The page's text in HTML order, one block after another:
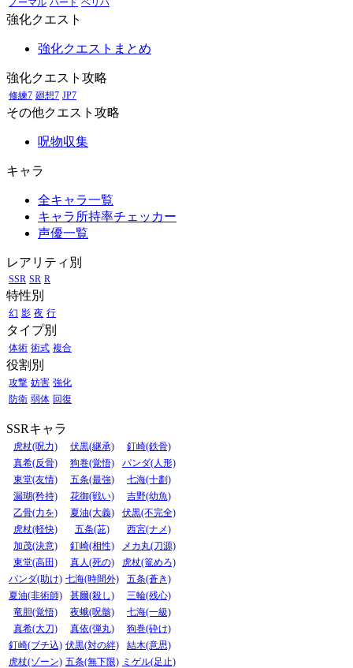
ノーマル ハード ベリハ
強化クエスト
強化クエストまとめ
強化クエスト攻略
修練7 廻想7 JP7
その他クエスト攻略
呪物収集
キャラ
全キャラ一覧
キャラ所持率チェッカー
声優一覧
レアリティ別
SSR SR R
特性別
幻 影 夜 行
タイプ別
体術 術式 複合
役割別
攻撃 妨害 強化
防衛 弱体 回復
SSRキャラ
虎杖(呪力) 伏黒(継承)
釘崎(鉄骨)
真希(反骨)
狗巻(覚悟)
パンダ(人形)
東堂(友情)
五条(最強)
七海(十劃)
漏瑚(矜持)
花御(戦い)
吉野(幼魚)
乙骨(力を)
夏油(大義)
伏黒(不完全)
虎杖(軽快)
五条(茈)
西宮(ナメ)
加茂(決意)
釘崎(相性)
メカ丸(刀源)
東堂(高田)
真人(死の)
虎杖(篭めろ)
パンダ(助け) 七海(時間外)
五条(蒼き)
夏油(非術師)
甚爾(殺し)
三輪(残心)
竜胆(覚悟)
夜蛾(呪骸)
七海(一級)
真希(大刀)
真依(弾丸)
狗巻(砕け)
釘崎(ブチ込) 伏黒(対の絆)
結木(意思)
虎杖(ゾーン) 五条(無下限) ミゲル(足止)